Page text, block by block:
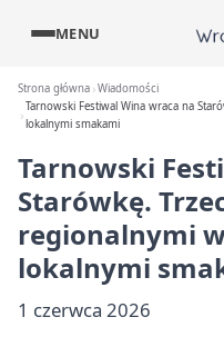
MENU
Strona główna Wiadomości
Tarnowski Festiwal Wina wraca na
lokalnymi smakami
Tarnowski
Starówkę.
regionalnymi
lokalnymi
1 czerwca 2026